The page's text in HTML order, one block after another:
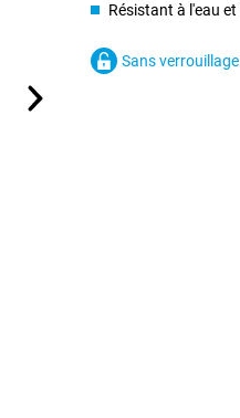
Résistant à l'eau
Sans